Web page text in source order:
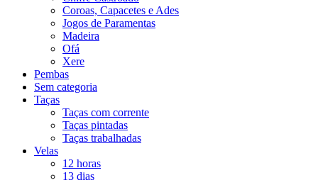
Coroas, Capacetes e Ades
Jogos de Paramentas
Madeira
Ofá
Xere
Pembas
Sem categoria
Taças
Taças com corrente
Taças pintadas
Taças trabalhadas
Velas
12 horas
13 dias